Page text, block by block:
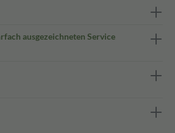
ausgezeichneten Service